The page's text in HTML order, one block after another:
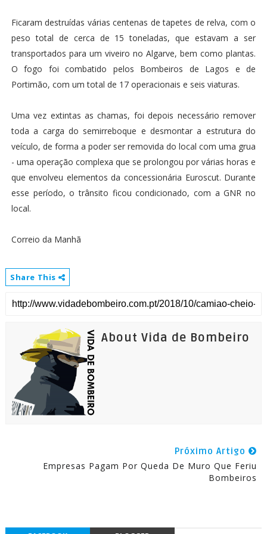
Ficaram destruídas várias centenas de tapetes de relva, com o
peso total de cerca de 15 toneladas, que estavam a ser
transportados para um viveiro no Algarve, bem como plantas.
O fogo foi combatido pelos Bombeiros de Lagos e de
Portimão, com um total de 17 operacionais e seis viaturas.
Uma vez extintas as chamas, foi depois necessário remover
toda a carga do semirreboque e desmontar a estrutura do
veículo, de forma a poder ser removida do local com uma grua
- uma operação complexa que se prolongou por várias horas e
que envolveu elementos da concessionária Euroscut. Durante
esse período, o trânsito ficou condicionado, com a GNR no
local.
Correio da Manhã
Share This
About Vida de Bombeiro
Próximo Artigo
Empresas Pagam Por Queda De Muro Que Feriu
Bombeiros